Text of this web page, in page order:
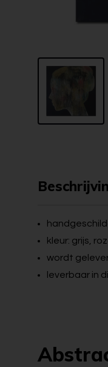
kleur: grijs,
wordt
leverbaar